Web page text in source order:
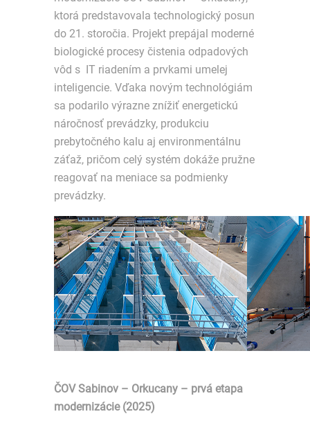
ktorá predstavovala technologický posun
do 21. storočia. Projekt prepájal moderné
biologické procesy čistenia odpadových
vôd s IT riadením a prvkami umelej
inteligencie. Vďaka novým technológiám
sa podarilo výrazne znížiť energetickú
náročnosť prevádzky, produkciu
prebytočného kalu aj environmentálnu
záťaž, pričom celý systém dokáže pružne
reagovať na meniace sa podmienky
prevádzky.
ČOV Sabinov – Orkucany – prvá etapa
modernizácie (2025)